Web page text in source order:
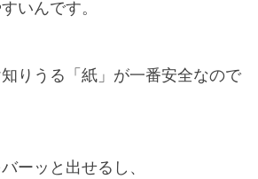
いんです。
りうる「紙」が一番安全なので
ーッと出せるし、